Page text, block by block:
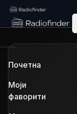
Radiofinder home
Почетна
Моји
фаворити